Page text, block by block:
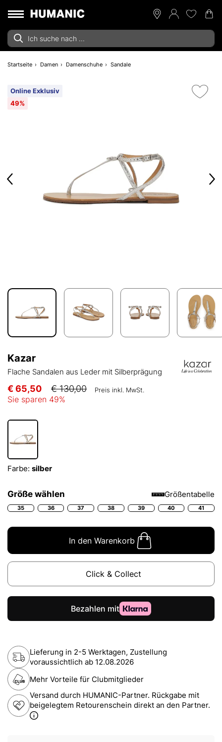
Startseite Damen Damenschuhe Sandale
Online Exklusiv
49%
Kazar
Flache Sandalen aus Leder mit Silberprägung
€ 65,50 € 130,00 Preis inkl. MwSt.
Sie sparen 49%
Farbe: silber
Größe wählen Größentabelle
35 36 37 38 39 40 41
In den Warenkorb
Click & Collect
Lieferung in 2-5 Werktagen, Zustellung
voraussichtlich ab 12.08.2026
Mehr Vorteile für Clubmitglieder
Versand durch HUMANIC-Partner. Rückgabe mit
beigelegtem Retourenschein direkt an den Partner.